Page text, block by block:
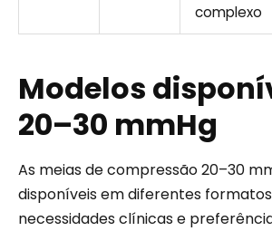
complexo
Modelos
20–30 mmHg
As meias de compressão 20–30
disponíveis em diferentes
necessidades clínicas e